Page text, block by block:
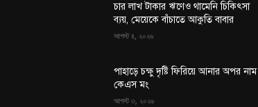
চার লাখ টাকার ঋণেও থামেনি চিকিৎসা
ব্যয়, মেয়েকে বাঁচাতে আকুতি বাবার
আগস্ট ৪, ২০২৬
পাহাড়ে চক্ষু দৃষ্টি ফিরিয়ে আনার অপর নাম
কেএস মং
আগস্ট ৩, ২০২৬